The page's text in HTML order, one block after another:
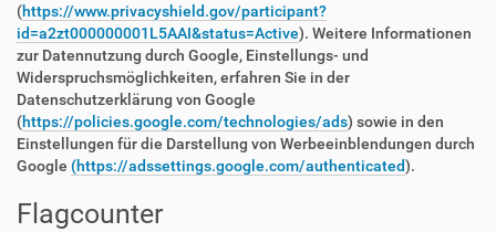
(https://www.privacyshield.gov/participant?
id=a2zt000000001L5AAI&status=Active). Weitere Informationen
zur Datennutzung durch Google, Einstellungs- und
Widerspruchsmöglichkeiten, erfahren Sie in der
Datenschutzerklärung von Google
(https://policies.google.com/technologies/ads) sowie in den
Einstellungen für die Darstellung von Werbeeinblendungen durch
Google (https://adssettings.google.com/authenticated).
Flagcounter